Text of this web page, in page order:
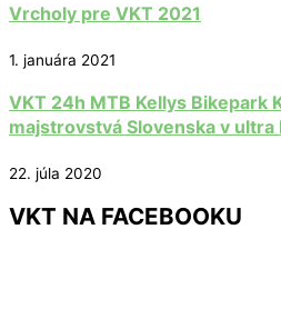
Vrcholy pre VKT 2021
1. januára 2021
VKT 24h MTB Kellys Bikepark
majstrovstvá Slovenska v ultra
22. júla 2020
VKT NA FACEBOOKU